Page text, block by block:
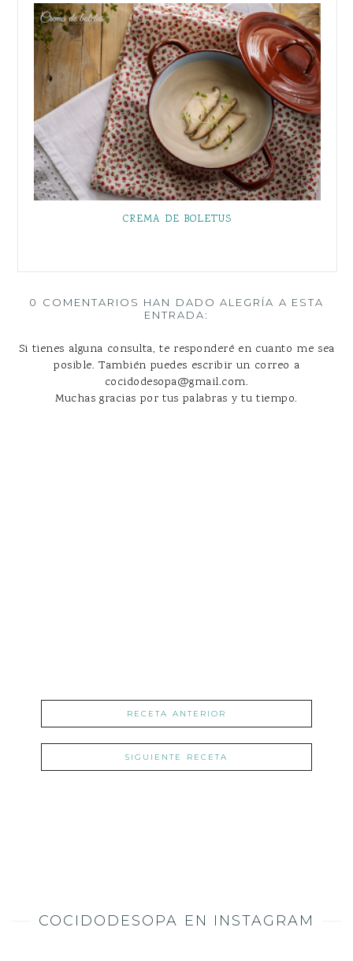
CREMA DE BOLETUS
0 COMENTARIOS HAN DADO ALEGRÍA A ESTA
ENTRADA:
Si tienes alguna consulta, te responderé en cuanto me sea
posible. También puedes escribir un correo a
cocidodesopa@gmail.com.
Muchas gracias por tus palabras y tu tiempo.
RECETA ANTERIOR
SIGUIENTE RECETA
COCIDODESOPA EN INSTAGRAM